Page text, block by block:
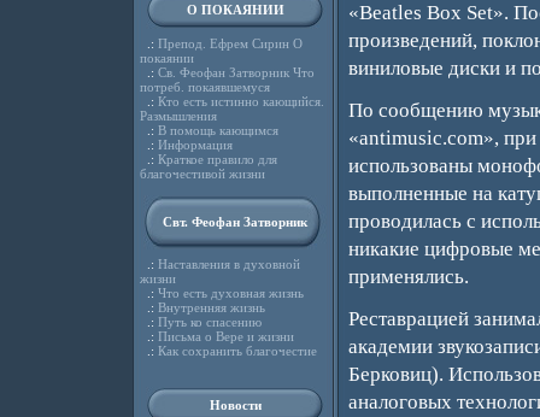
О ПОКАЯНИИ
.: Препод. Ефрем Сирин О
покаянии
.: Св. Феофан Затворник Что
потреб. покаявшемуся
.: Кто есть истинно кающийся.
Размышления
.: В помощь кающимся
.: Информация
.: Краткое правило для
благочестивой жизни
Свт. Феофан Затворник
.: Наставления в духовной
жизни
.: Что есть духовная жизнь
.: Внутренняя жизнь
.: Путь ко спасению
.: Письма о Вере и жизни
.: Как сохранить благочестие
Новости
«Beatles Box Set».
произведений,
виниловые диски и
По сообщению
«antimusic.com», при
использованы
выполненные на
проводилась с
никакие цифровые
применялись.
Реставрацией
академии
Берковиц).
аналоговых